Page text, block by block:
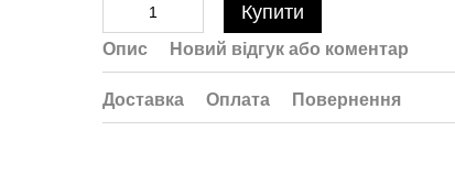
Купити
Опис Новий відгук або коментар
Доставка Оплата Повернення